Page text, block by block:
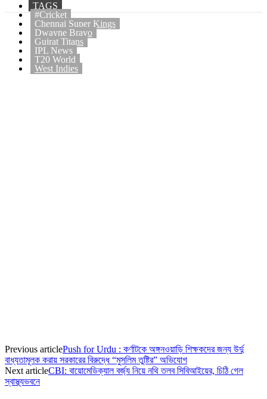
TAGS
#Cricket
Chennai Super Kings
Dwayne Bravo
Gujrat Titans
IPL News
T20 World
West Indies
Previous articlePush for Urdu : কর্ণাটকে অঙ্গনওয়াড়ি শিক্ষকদের জন্য উর্দু
বাধ্যতামূলক করায় সরকারের বিরুদ্ধে “মুসলিম তুষ্টির” অভিযোগ
Next articleCBI: বায়োমেডিক্যাল বর্জ্য নিয়ে নথি তলব সিবিআইয়ের, চিঠি গেল
স্বাস্থ্যভবনে